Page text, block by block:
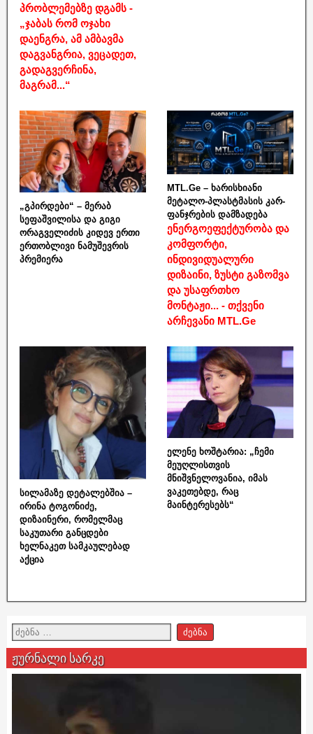
პრობლემებზე დგამს -
„ჯაბას რომ ოჯახი
დაენგრა, ამ ამბავმა
დაგვანგრია, ვეცადეთ,
გადაგვერჩინა,
მაგრამ...“
„გპირდები“ – მერაბ
სეფაშვილისა და გიგი
ორაგველიძის კიდევ ერთი
ერთობლივი ნამუშევრის
პრემიერა
MTL.Ge – ხარისხიანი
მეტალო-პლასტმასის კარ-
ფანჯრების დამზადება
ენერგოეფექტურობა და
კომფორტი,
ინდივიდუალური
დიზაინი, ზუსტი გაზომვა
და უსაფრთხო
მონტაჟი... - თქვენი
არჩევანი MTL.Ge
სილამაზე დეტალებშია –
ირინა ტოგონიძე,
დიზაინერი, რომელმაც
საკუთარი განცდები
ხელნაკეთ სამკაულებად
აქცია
ელენე ხოშტარია: „ჩემი
მეუღლისთვის
მნიშვნელოვანია, იმას
ვაკეთებდე, რაც
მაინტერესებს“
ჟურნალი სარკე